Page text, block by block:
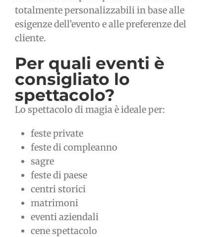
totalmente personalizzabili in base alle
esigenze dell’evento e alle preferenze del
cliente.
Per quali eventi è
consigliato lo
spettacolo?
Lo spettacolo di magia è ideale per:
feste private
feste di compleanno
sagre
feste di paese
centri storici
matrimoni
eventi aziendali
cene spettacolo